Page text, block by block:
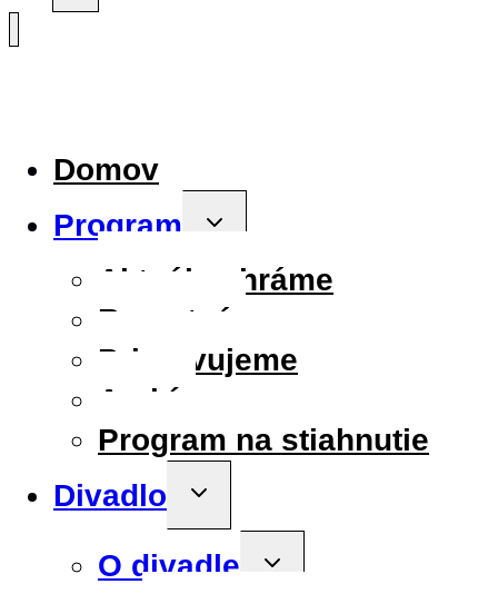
Domov
Program
Toggle
Aktuálne hráme
Repertoár
Pripravujeme
Archív
Program na stiahnutie
Divadlo
Toggle
menu
O divadle
Toggle